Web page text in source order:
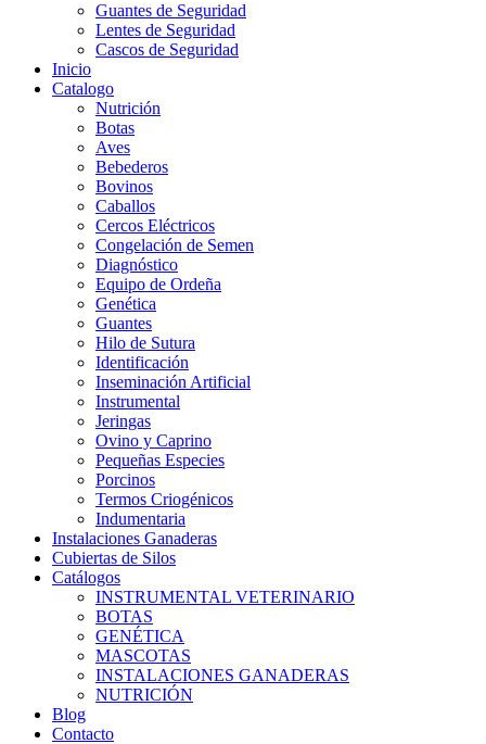
Guantes de Seguridad
Lentes de Seguridad
Cascos de Seguridad
Inicio
Catalogo
Nutrición
Botas
Aves
Bebederos
Bovinos
Caballos
Cercos Eléctricos
Congelación de Semen
Diagnóstico
Equipo de Ordeña
Genética
Guantes
Hilo de Sutura
Identificación
Inseminación Artificial
Instrumental
Jeringas
Ovino y Caprino
Pequeñas Especies
Porcinos
Termos Criogénicos
Indumentaria
Instalaciones Ganaderas
Cubiertas de Silos
Catálogos
INSTRUMENTAL VETERINARIO
BOTAS
GENÉTICA
MASCOTAS
INSTALACIONES GANADERAS
NUTRICIÓN
Blog
Contacto